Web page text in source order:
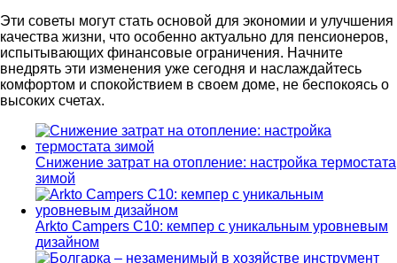
Эти советы могут стать основой для экономии и улучшения
качества жизни, что особенно актуально для пенсионеров,
испытывающих финансовые ограничения. Начните
внедрять эти изменения уже сегодня и наслаждайтесь
комфортом и спокойствием в своем доме, не беспокоясь о
высоких счетах.
Снижение затрат на отопление: настройка термостата
зимой
Arkto Campers C10: кемпер с уникальным уровневым
дизайном